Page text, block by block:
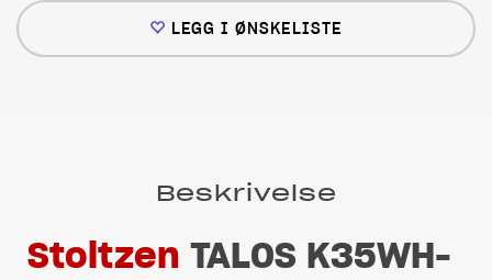
LEGG I ØNSKELISTE
Beskrivelse
Stoltzen TALOS K35WH-